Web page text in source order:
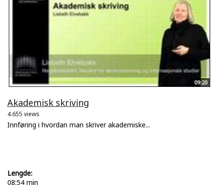
09:20
Akademisk skriving
4.655 views
Innføring i hvordan man skriver akademiske...
Lengde:
08:54 min